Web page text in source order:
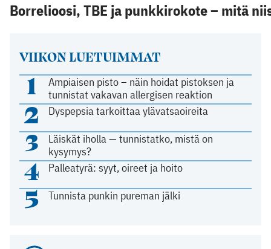
VIIKON LUETUIMMAT
1
Ampiaisen pisto – näin hoidat pistoksen ja
tunnistat vakavan allergisen reaktion
2 Dyspepsia tarkoittaa ylävatsaoireita
3
Läiskät iholla — tunnistatko, mistä on
kysymys?
4 Palleatyrä: syyt, oireet ja hoito
5 Tunnista punkin pureman jälki
Borrelioosi, TBE ja punkkirokote – mitä